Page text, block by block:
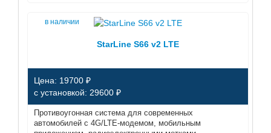
в наличии
StarLine S66 v2 LTE
Цена: 19700 ₽
с установкой: 29600 ₽
Противоугонная система для современных
автомобилей с 4G/LTE-модемом, мобильным